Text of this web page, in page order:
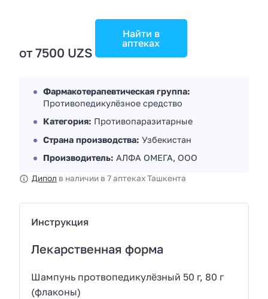
от 7500 UZS
Найти в
аптеках
Фармакотерапевтическая группа:
Противопедикулёзное средство
Категория: Противопаразитарные
Страна производства: Узбекистан
Производитель: AЛФА ОМЕГА, ООО
Дипол в наличии в 7 аптеках Ташкента
Инструкция
Лекарственная форма
Шампунь протвопедикулёзный 50 г, 80 г
(флаконы)